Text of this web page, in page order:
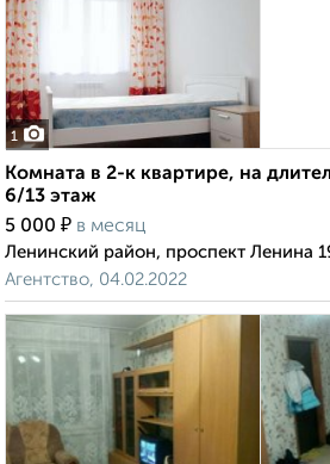
1
Комната в 2-к квартире, на
6/13 этаж
5 000 ₽ в месяц
Ленинский район, проспект Ленина
Агентство, 04.02.2022